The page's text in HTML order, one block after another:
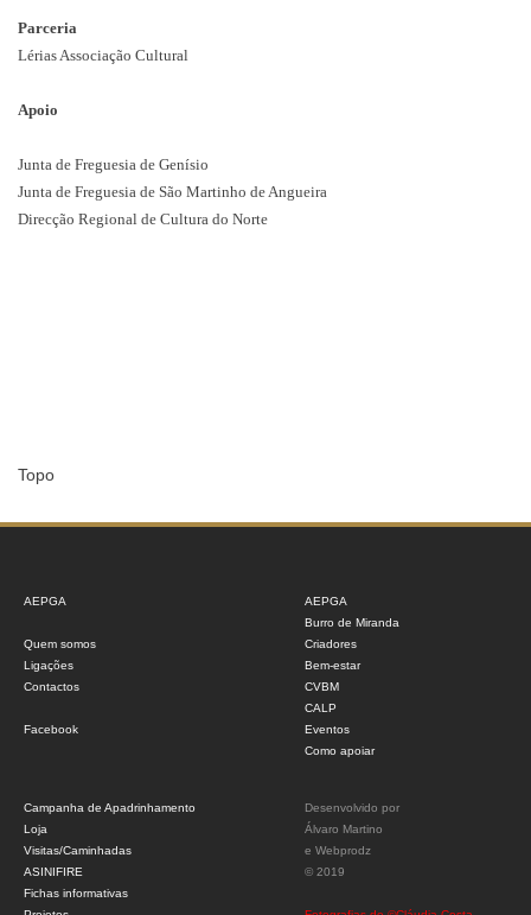
Parceria
Lérias Associação Cultural
Apoio
Junta de Freguesia de Genísio
Junta de Freguesia de São Martinho de Angueira
Direcção Regional de Cultura do Norte
Topo
AEPGA
Quem somos
Ligações
Contactos
Facebook
AEPGA
Burro de Miranda
Criadores
Bem-estar
CVBM
CALP
Eventos
Como apoiar
Campanha de Apadrinhamento
Loja
Visitas/Caminhadas
ASINIFIRE
Fichas informativas
Desenvolvido por
Álvaro Martino
e Webprodz
© 2019